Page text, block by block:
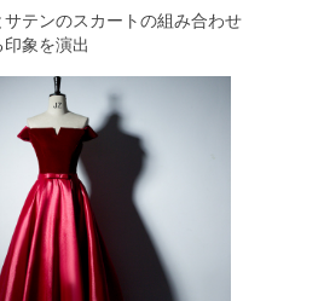
テンのスカートの組み合わせ
象を演出